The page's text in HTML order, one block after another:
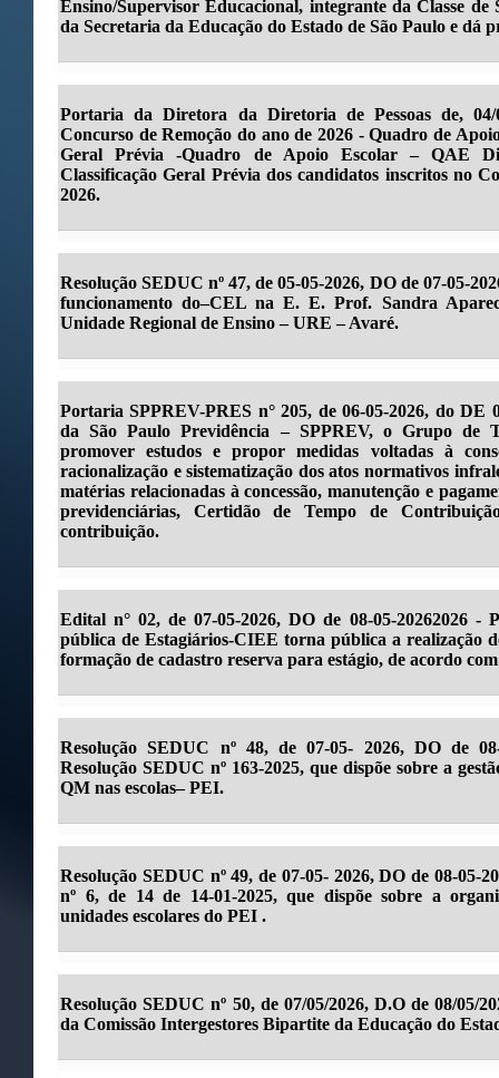
Ensino/Supervisor Educacional, integrante da Classe de
da Secretaria da Educação do Estado de São Paulo e dá
Portaria da Diretora da Diretoria de Pessoas de, 04/
Concurso de Remoção do ano de 2026 - Quadro de
Geral Prévia -Quadro de Apoio Escolar – QAE
Classificação Geral Prévia dos candidatos inscritos no
2026.
Resolução SEDUC nº 47, de 05-05-2026, DO de 07-05-
funcionamento do–CEL na E. E. Prof. Sandra
Unidade Regional de Ensino – URE – Avaré.
Portaria SPPREV-PRES n° 205, de 06-05-2026, do DE
da São Paulo Previdência – SPPREV, o Grupo de
promover estudos e propor medidas voltadas à
racionalização e sistematização dos atos normativos
matérias relacionadas à concessão, manutenção e
previdenciárias, Certidão de Tempo de
contribuição.
Edital n° 02, de 07-05-2026, DO de 08-05-20262026 -
pública de Estagiários-CIEE torna pública a realização
formação de cadastro reserva para estágio, de acordo
Resolução SEDUC nº 48, de 07-05- 2026, DO de
Resolução SEDUC nº 163-2025, que dispõe sobre a
QM nas escolas– PEI.
Resolução SEDUC nº 49, de 07-05- 2026, DO de 08-05-
nº 6, de 14 de 14-01-2025, que dispõe sobre a
unidades escolares do PEI .
Resolução SEDUC nº 50, de 07/05/2026, D.O de 08/05/
da Comissão Intergestores Bipartite da Educação do